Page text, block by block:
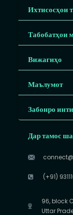
Ихтисосҳои
Табобатҳои
Вижагиҳо
Маълумот
Забонро
Дар тамос
(+91)
96, block
Uttar